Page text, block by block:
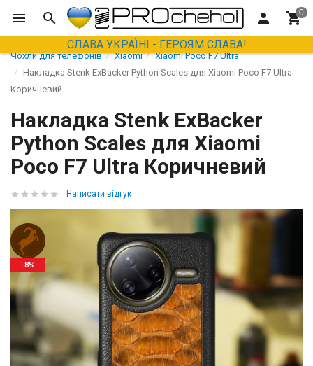
СЛАВА УКРАЇНІ - ГЕРОЯМ СЛАВА!
Чохли для телефонів Xiaomi
Xiaomi Poco F7 Ultra
Накладка Stenk ExBacker Python Scales для Xiaomi Poco F7 Ultra
Коричневий
Накладка Stenk ExBacker
Python Scales для Xiaomi
Poco F7 Ultra Коричневий
Написати відгук
-8%